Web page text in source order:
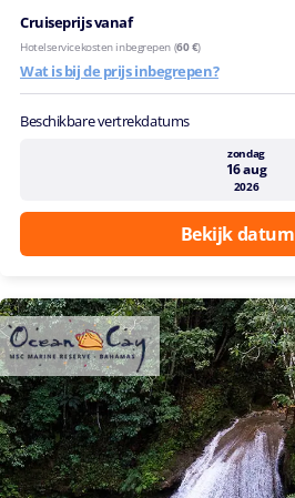
Cruiseprijs vanaf
Hotelservicekosten inbegrepen (60 €)
Wat is bij de prijs inbegrepen?
Beschikbare vertrekdatums
zondag
16 aug
2026
Bekijk datum